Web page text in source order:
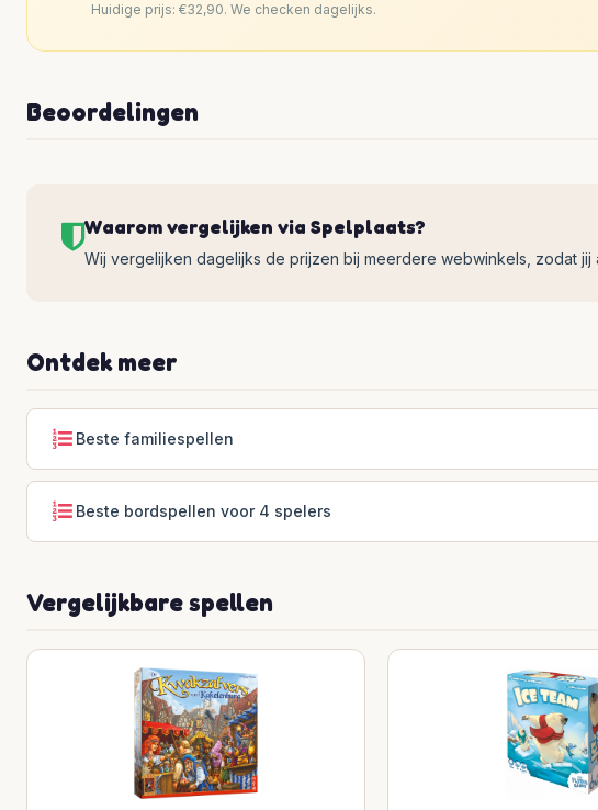
Huidige prijs: €32,90. We checken dagelijks.
Beoordelingen
Waarom vergelijken via Spelplaats?
Wij vergelijken dagelijks de prijzen bij meerdere webwinkels, zodat
Ontdek meer
Beste familiespellen
Beste bordspellen voor 4 spelers
Vergelijkbare spellen